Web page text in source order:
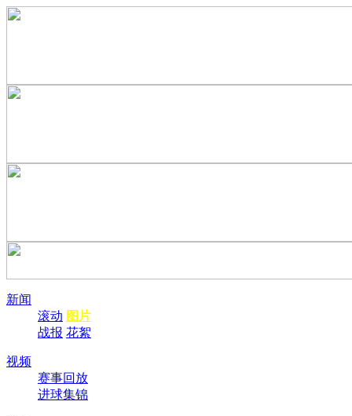
新闻
滚动 图片
战报 花絮
视频
赛事回放
进球集锦